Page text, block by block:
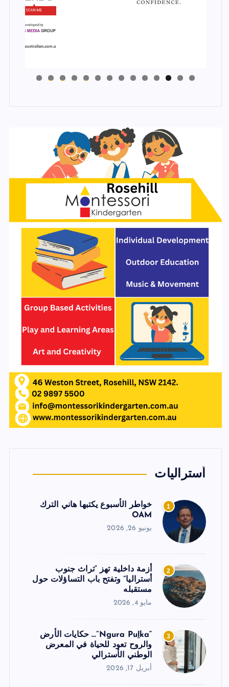
0
1
2
3
4
أستراليات
1
خواطر الأسبوع يكتبها هاني الترك
OAM
يونيو 26, 2026
2
أزمة داخلية تهز “تراث جنوب
أستراليا” وتفتح باب التساؤلات حول
مستقبله
مايو 4, 2026
3
“Ngura Puḻka”… حكايات الأرض
والروح تعود للحياة في المعرض
الوطني الأسترالي
أبريل 17, 2026